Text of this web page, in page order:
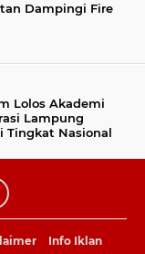
Dampingi Fire
Lolos Akademi
Lampung
Tingkat Nasional
Info Iklan